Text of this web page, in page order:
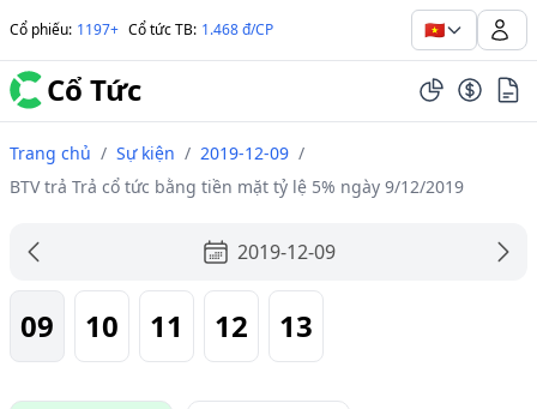
Cổ phiếu: 1197+ Cổ tức TB: 1.468 đ/CP 🇻🇳
Cổ Tức
Trang chủ / Sự kiện / 2019-12-09 /
BTV trả Trả cổ tức bằng tiền mặt tỷ lệ 5% ngày 9/12/2019
2019-12-09
09 10 11 12 13